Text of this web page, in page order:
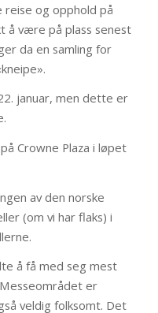
reise og opphold på
å være på plass senest
da en samling for
januar, men dette er
Crowne Plaza i løpet
av den norske
(om vi har flaks) i
å få med seg mest
er
veldig folksomt. Det